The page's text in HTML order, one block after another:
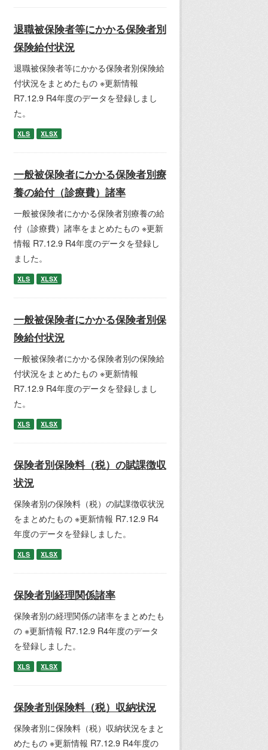
退職被保険者等にかかる保険者別
保険給付状況
退職被保険者等にかかる保険者別保険給
付状況をまとめたもの ※更新情報
R7.12.9 R4年度のデータを登録しまし
た。
XLS XLSX
一般被保険者にかかる保険者別療
養の給付（診療費）諸率
一般被保険者にかかる保険者別療養の給
付（診療費）諸率をまとめたもの ※更新
情報 R7.12.9 R4年度のデータを登録し
ました。
XLS XLSX
一般被保険者にかかる保険者別保
険給付状況
一般被保険者にかかる保険者別の保険給
付状況をまとめたもの ※更新情報
R7.12.9 R4年度のデータを登録しまし
た。
XLS XLSX
保険者別保険料（税）の賦課徴収
状況
保険者別の保険料（税）の賦課徴収状況
をまとめたもの ※更新情報 R7.12.9 R4
年度のデータを登録しました。
XLS XLSX
保険者別経理関係諸率
保険者別の経理関係の諸率をまとめたも
の ※更新情報 R7.12.9 R4年度のデータ
を登録しました。
XLS XLSX
保険者別保険料（税）収納状況
保険者別に保険料（税）収納状況をまと
めたもの ※更新情報 R7.12.9 R4年度の